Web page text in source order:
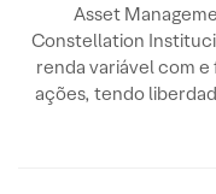
Asset
Constellation
renda variável com
ações, tendo